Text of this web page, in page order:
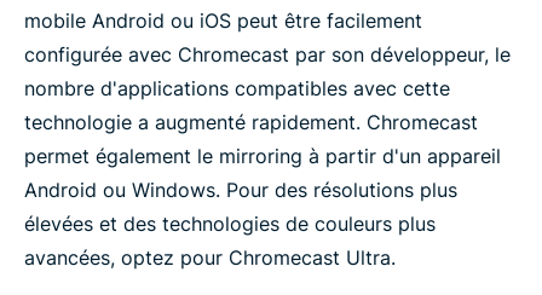
mobile Android ou iOS peut être facilement
configurée avec Chromecast par son développeur, le
nombre d'applications compatibles avec cette
technologie a augmenté rapidement. Chromecast
permet également le mirroring à partir d'un appareil
Android ou Windows. Pour des résolutions plus
élevées et des technologies de couleurs plus
avancées, optez pour Chromecast Ultra.